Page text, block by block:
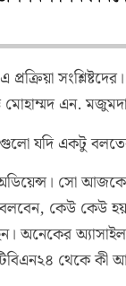
মোহাম্মদ এন.
যদি একটু
সো
বলবেন, কেউ কেউ
অনেকের
থেকে কী